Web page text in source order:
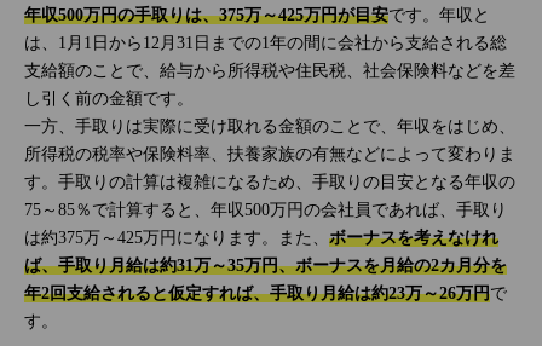
年収500万円の手取りは、375万～425万円が目安です。年収と
は、1月1日から12月31日までの1年の間に会社から支給される総
支給額のことで、給与から所得税や住民税、社会保険料などを差
し引く前の金額です。
一方、手取りは実際に受け取れる金額のことで、年収をはじめ、
所得税の税率や保険料率、扶養家族の有無などによって変わりま
す。手取りの計算は複雑になるため、手取りの目安となる年収の
75～85％で計算すると、年収500万円の会社員であれば、手取り
は約375万～425万円になります。また、 ボーナスを考えなけれ
ば、手取り月給は約31万～35万円、ボーナスを月給の2カ月分を
年2回支給されると仮定すれば、手取り月給は約23万～26万円で
す。